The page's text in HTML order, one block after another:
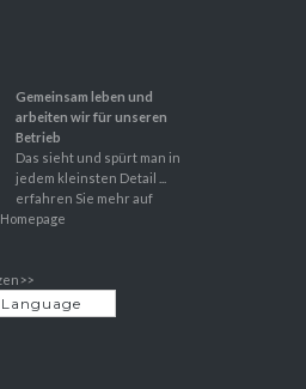
Gemeinsam leben und
arbeiten wir für unseren
Betrieb
Das sieht und spürt man in
jedem kleinsten Detail ...
erfahren Sie mehr auf